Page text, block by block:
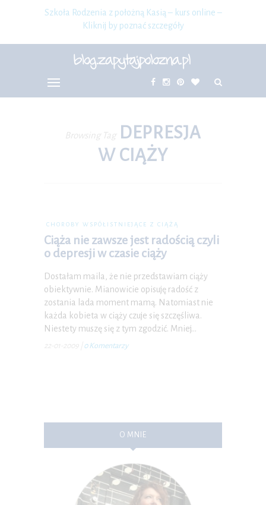
Szkoła Rodzenia z położną Kasią – kurs online –
Kliknij by poznać szczegóły
Browsing Tag
DEPRESJA
W CIĄŻY
CHOROBY WSPÓŁISTNIEJĄCE Z CIĄŻĄ
Ciąża nie zawsze jest radością czyli
o depresji w czasie ciąży
Dostałam maila, że nie przedstawiam ciąży
obiektywnie. Mianowicie opisuję radość z
zostania lada moment mamą. Natomiast nie
każda kobieta w ciąży czuje się szczęśliwa.
Niestety muszę się z tym zgodzić. Mniej…
22-01-2009 0 Komentarzy
O MNIE